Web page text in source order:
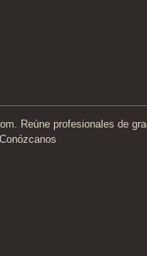
Reúne profesionales de
Conózcanos